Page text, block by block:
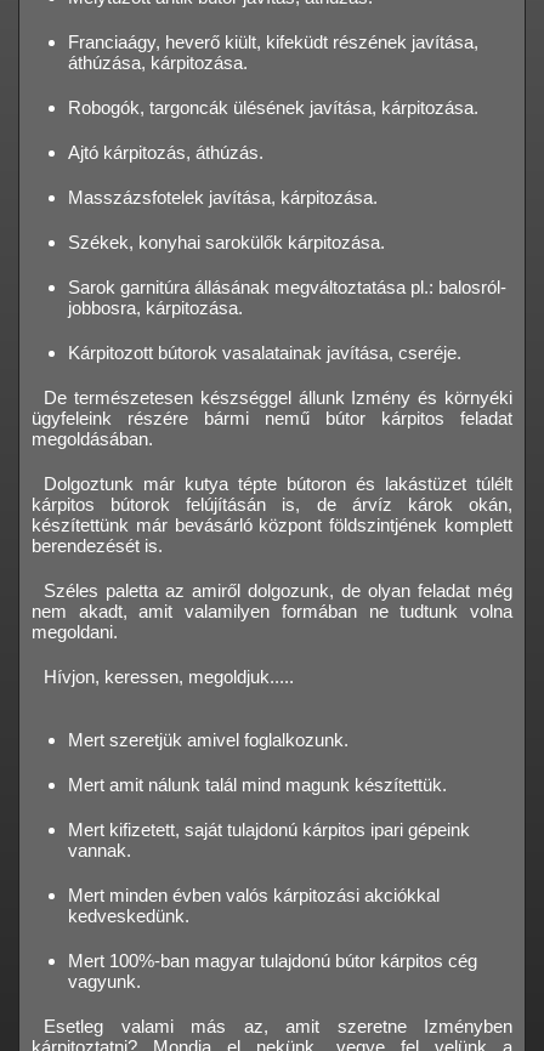
Franciaágy, heverő kiült, kifeküdt részének javítása,
áthúzása, kárpitozása.
Robogók, targoncák ülésének javítása, kárpitozása.
Ajtó kárpitozás, áthúzás.
Masszázsfotelek javítása, kárpitozása.
Székek, konyhai sarokülők kárpitozása.
Sarok garnitúra állásának megváltoztatása pl.: balosról-
jobbosra, kárpitozása.
Kárpitozott bútorok vasalatainak javítása, cseréje.
De természetesen készséggel állunk Izmény és környéki
ügyfeleink részére bármi nemű bútor kárpitos feladat
megoldásában.
Dolgoztunk már kutya tépte bútoron és lakástüzet túlélt
kárpitos bútorok felújításán is, de árvíz károk okán,
készítettünk már bevásárló központ földszintjének komplett
berendezését is.
Széles paletta az amiről dolgozunk, de olyan feladat még
nem akadt, amit valamilyen formában ne tudtunk volna
megoldani.
Hívjon, keressen, megoldjuk.....
Mert szeretjük amivel foglalkozunk.
Mert amit nálunk talál mind magunk készítettük.
Mert kifizetett, saját tulajdonú kárpitos ipari gépeink
vannak.
Mert minden évben valós kárpitozási akciókkal
kedveskedünk.
Mert 100%-ban magyar tulajdonú bútor kárpitos cég
vagyunk.
Esetleg valami más az, amit szeretne Izményben